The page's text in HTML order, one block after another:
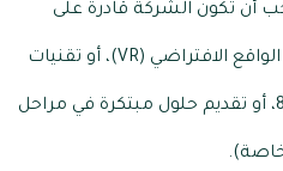
أن تكون الشركة قادرة على
استخدام التقنيات الحديثة مثل الواقع الافتراضي (VR)، أو تقنيات
التصوير المتقدمة مثل 4K أو 8K، أو تقديم حلول مبتكرة في مراحل